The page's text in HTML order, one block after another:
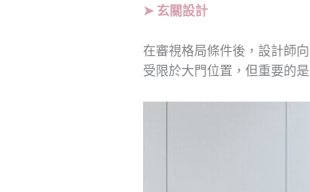
➤ 玄關設計
在審視格局條件後，設計師
受限於大門位置，但重要的